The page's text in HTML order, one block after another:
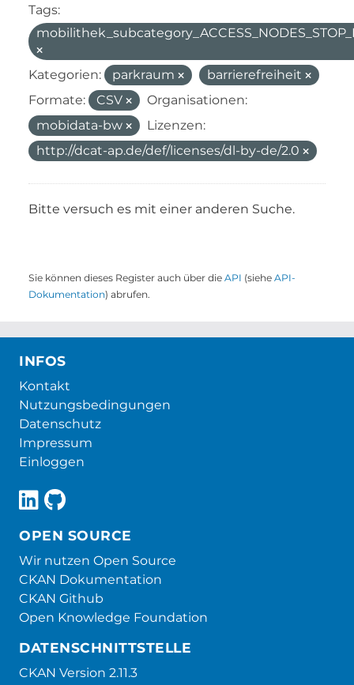
Tags:
Kategorien: parkraum
barrierefreiheit
Formate:
CSV
Organisationen:
mobidata-bw
Lizenzen:
http://dcat-ap.de/def/licenses/dl-by-de/2.0
Bitte versuch es mit einer anderen Suche.
Sie können dieses Register auch über die API (siehe API-
Dokumentation) abrufen.
INFOS
Kontakt
Nutzungsbedingungen
Datenschutz
Impressum
Einloggen
OPEN SOURCE
Wir nutzen Open Source
CKAN Dokumentation
CKAN Github
Open Knowledge Foundation
DATENSCHNITTSTELLE
CKAN Version 2.11.3